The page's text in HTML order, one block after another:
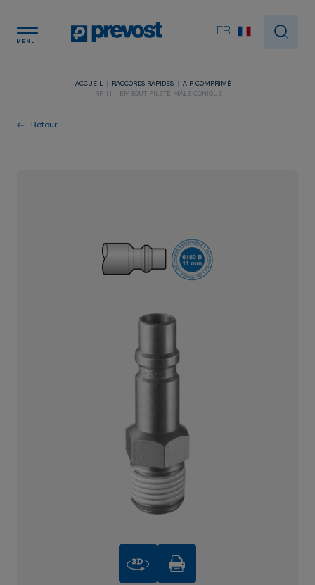
MENU
FR
ACCUEIL RACCORDS RAPIDES
AIR COMPRIMÉ
IRP 11 - EMBOUT FILETÉ MÂLE CONIQUE
Retour
3D